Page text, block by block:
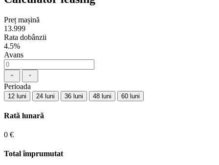
Preț mașină
13.999
Rata dobânzii
4.5%
Avans
Perioada
12 luni 24 luni 36 luni 48 luni 60 luni
Rată lunară
0 €
Total împrumutat